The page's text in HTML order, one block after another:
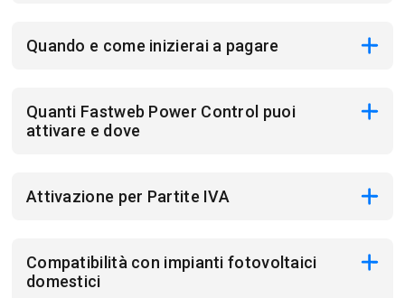
Quando e come inizierai a pagare
Quanti Fastweb Power Control puoi
attivare e dove
Attivazione per Partite IVA
Compatibilità con impianti fotovoltaici
domestici